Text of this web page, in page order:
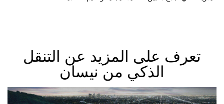
تعرف على المزيد عن التنقل
الذكي من نيسان